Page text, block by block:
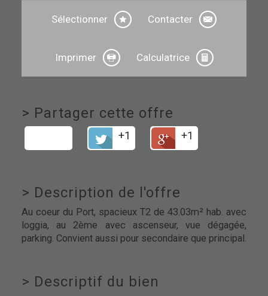
Sélectionner Contacter
Imprimer Calculatrice
> Partager cette offre
+1 +1
> Description de l'offre
Au coeur du Port, spacieux T2 de 43.03m² hab. avec
loggia, au 2ème avec ascenseur, vue dégagée,
parking. Convient aussi pour secondaire que principal.
> Descriptif du bien